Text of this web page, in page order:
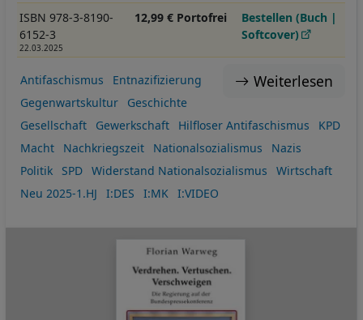
ISBN 978-3-8190-
6152-3
22.03.2025
12,99 € Portofrei
Bestellen (Buch |
Softcover)
Weiterlesen
Antifaschismus
Entnazifizierung
Gegenwartskultur
Geschichte
Gesellschaft
Gewerkschaft Hilfloser Antifaschismus
KPD
Macht
Nachkriegszeit Nationalsozialismus
Nazis
Politik
SPD Widerstand Nationalsozialismus
Wirtschaft
Neu 2025-1.HJ
I:DES I:MK I:VIDEO